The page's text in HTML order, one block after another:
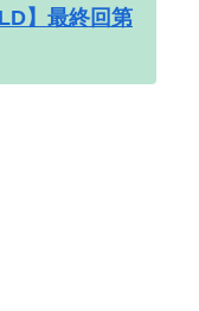
】最終回第